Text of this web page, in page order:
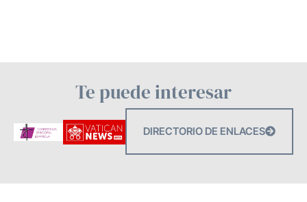
Te puede interesar
DIRECTORIO DE ENLACES